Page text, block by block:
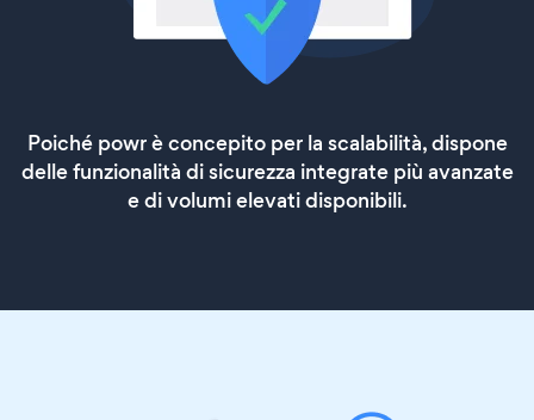
Poiché powr è concepito per la scalabilità, dispone
delle funzionalità di sicurezza integrate più avanzate
e di volumi elevati disponibili.